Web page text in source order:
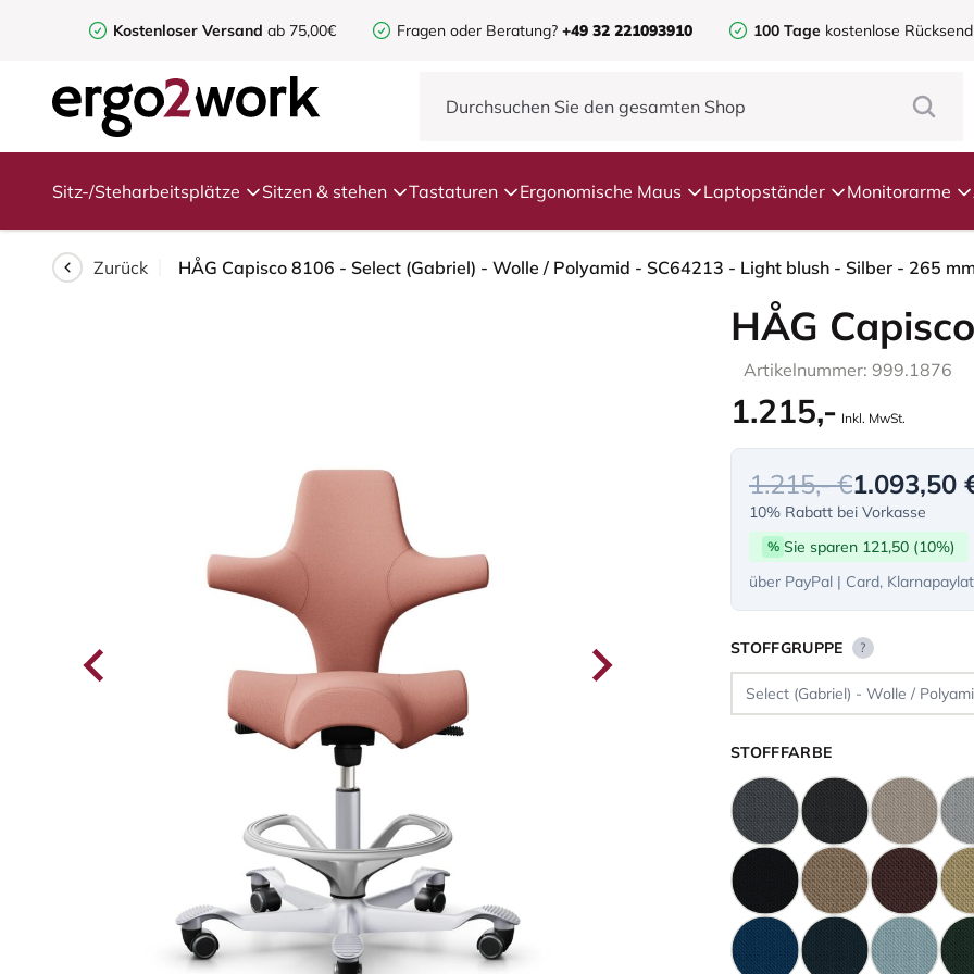
Kostenloser Versand ab 75,00€ Fragen oder Beratung? +49 32 221093910 100 Tage kostenlose
Sitz-/Steharbeitsplätze Sitzen & stehen Tastaturen Ergonomische Maus Laptopständer Monitorarme
Zurück HÅG Capisco 8106 - Select (Gabriel) - Wolle / Polyamid - SC64213 - Light blush - Silber - 265
HÅG
Artikelnummer: 999.1876
1.215,- Inkl. MwSt.
1.215,- €1.093,50
10% Rabatt bei Vorkasse
% Sie sparen 121,50 (10%)
über PayPal | Card,
STOFFGRUPPE ?
STOFFFARBE